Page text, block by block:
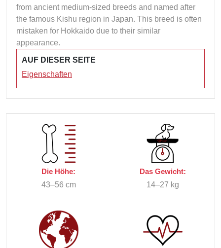
from ancient medium-sized breeds and named after
the famous Kishu region in Japan. This breed is often
mistaken for Hokkaido due to their similar
appearance.
AUF DIESER SEITE
Eigenschaften
Die Höhe:
43–56 cm
Das Gewicht:
14–27 kg